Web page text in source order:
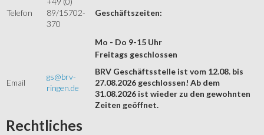
Telefon
89/15702-
370
Geschäftszeiten:
Mo - Do 9-15 Uhr
Email
gs@brv-
ringen.de
Freitags geschlossen
BRV Geschäftsstelle ist vom 12.08. bis
27.08.2026 geschlossen! Ab dem
31.08.2026 ist wieder zu den gewohnten
Zeiten geöffnet.
Rechtliches